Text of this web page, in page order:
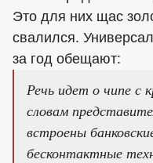
Это для них щас
свалился.
за год обещают:
Речь идет о чипе с
словам
встроены
бесконтактные